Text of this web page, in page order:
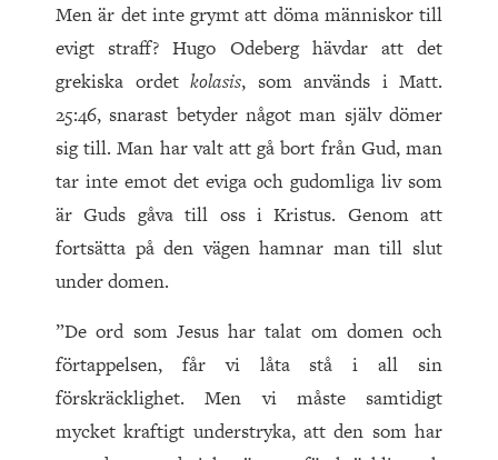
Men är det inte grymt att döma män­niskor till
evigt straff? Hugo Odeberg hävdar att det
grekiska ordet kolasis, som används i Matt.
25:46, snarast betyder något man själv dömer
sig till. Man har valt att gå bort från Gud, man
tar inte emot det eviga och gudomliga liv som
är Guds gåva till oss i Kristus. Genom att
fortsätta på den vägen hamnar man till slut
under domen.
”De ord som Jesus har talat om domen och
förtappelsen, får vi låta stå i all sin
förskräcklighet. Men vi måste samtidigt
mycket kraftigt understryka, att den som har